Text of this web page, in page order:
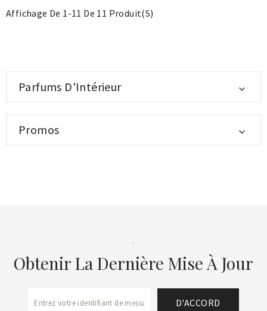
Affichage De 1-11 De 11 Produit(s)
Parfums D'Intérieur 
Promos 
.
Obtenir La Dernière Mise À Jour